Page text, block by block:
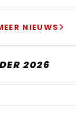
NIEUWS
2026